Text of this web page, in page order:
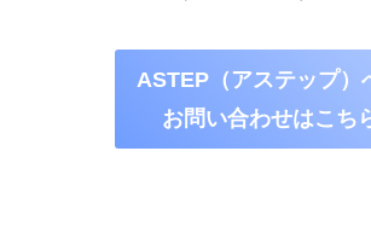
ASTEP（アステップ）
お問い合わせはこち